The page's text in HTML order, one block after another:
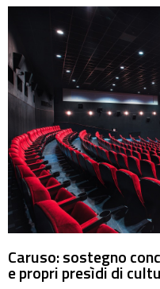
Caruso: sostegno
e propri presìdi di